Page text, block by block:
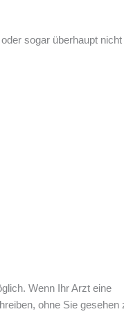
sogar überhaupt nicht
Wenn Ihr Arzt eine
ohne Sie gesehen